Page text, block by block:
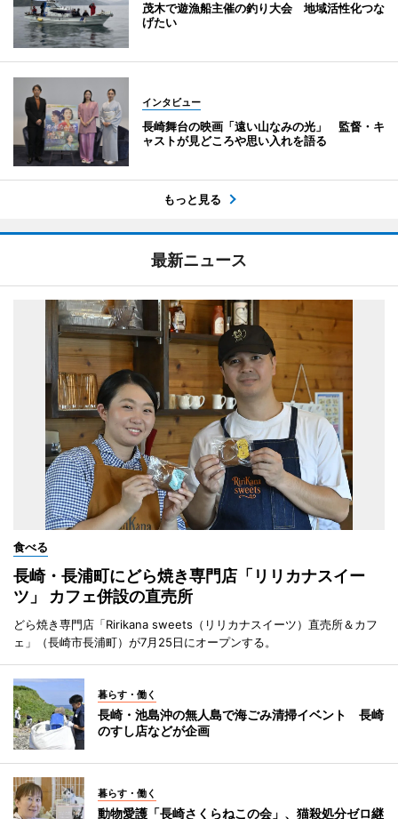
茂木で遊漁船主催の釣り大会 地域活性化つな
げたい
インタビュー
長崎舞台の映画「遠い山なみの光」 監督・キ
ャストが見どころや思い入れを語る
もっと見る
最新ニュース
食べる
長崎・長浦町にどら焼き専門店「リリカナスイー
ツ」 カフェ併設の直売所
どら焼き専門店「Ririkana sweets（リリカナスイーツ）直売所＆カフ
ェ」（長崎市長浦町）が7月25日にオープンする。
暮らす・働く
長崎・池島沖の無人島で海ごみ清掃イベント 長崎
のすし店などが企画
暮らす・働く
動物愛護「長崎さくらねこの会」、猫殺処分ゼロ継